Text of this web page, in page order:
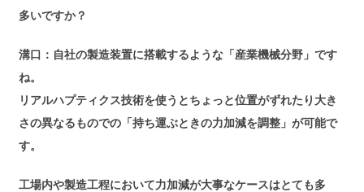
多いですか？
溝口：自社の製造装置に搭載するような「産業機械分野」です
ね。
リアルハプティクス技術を使うとちょっと位置がずれたり大き
さの異なるものでの「持ち運ぶときの力加減を調整」が可能で
す。
工場内や製造工程において力加減が大事なケースはとても多